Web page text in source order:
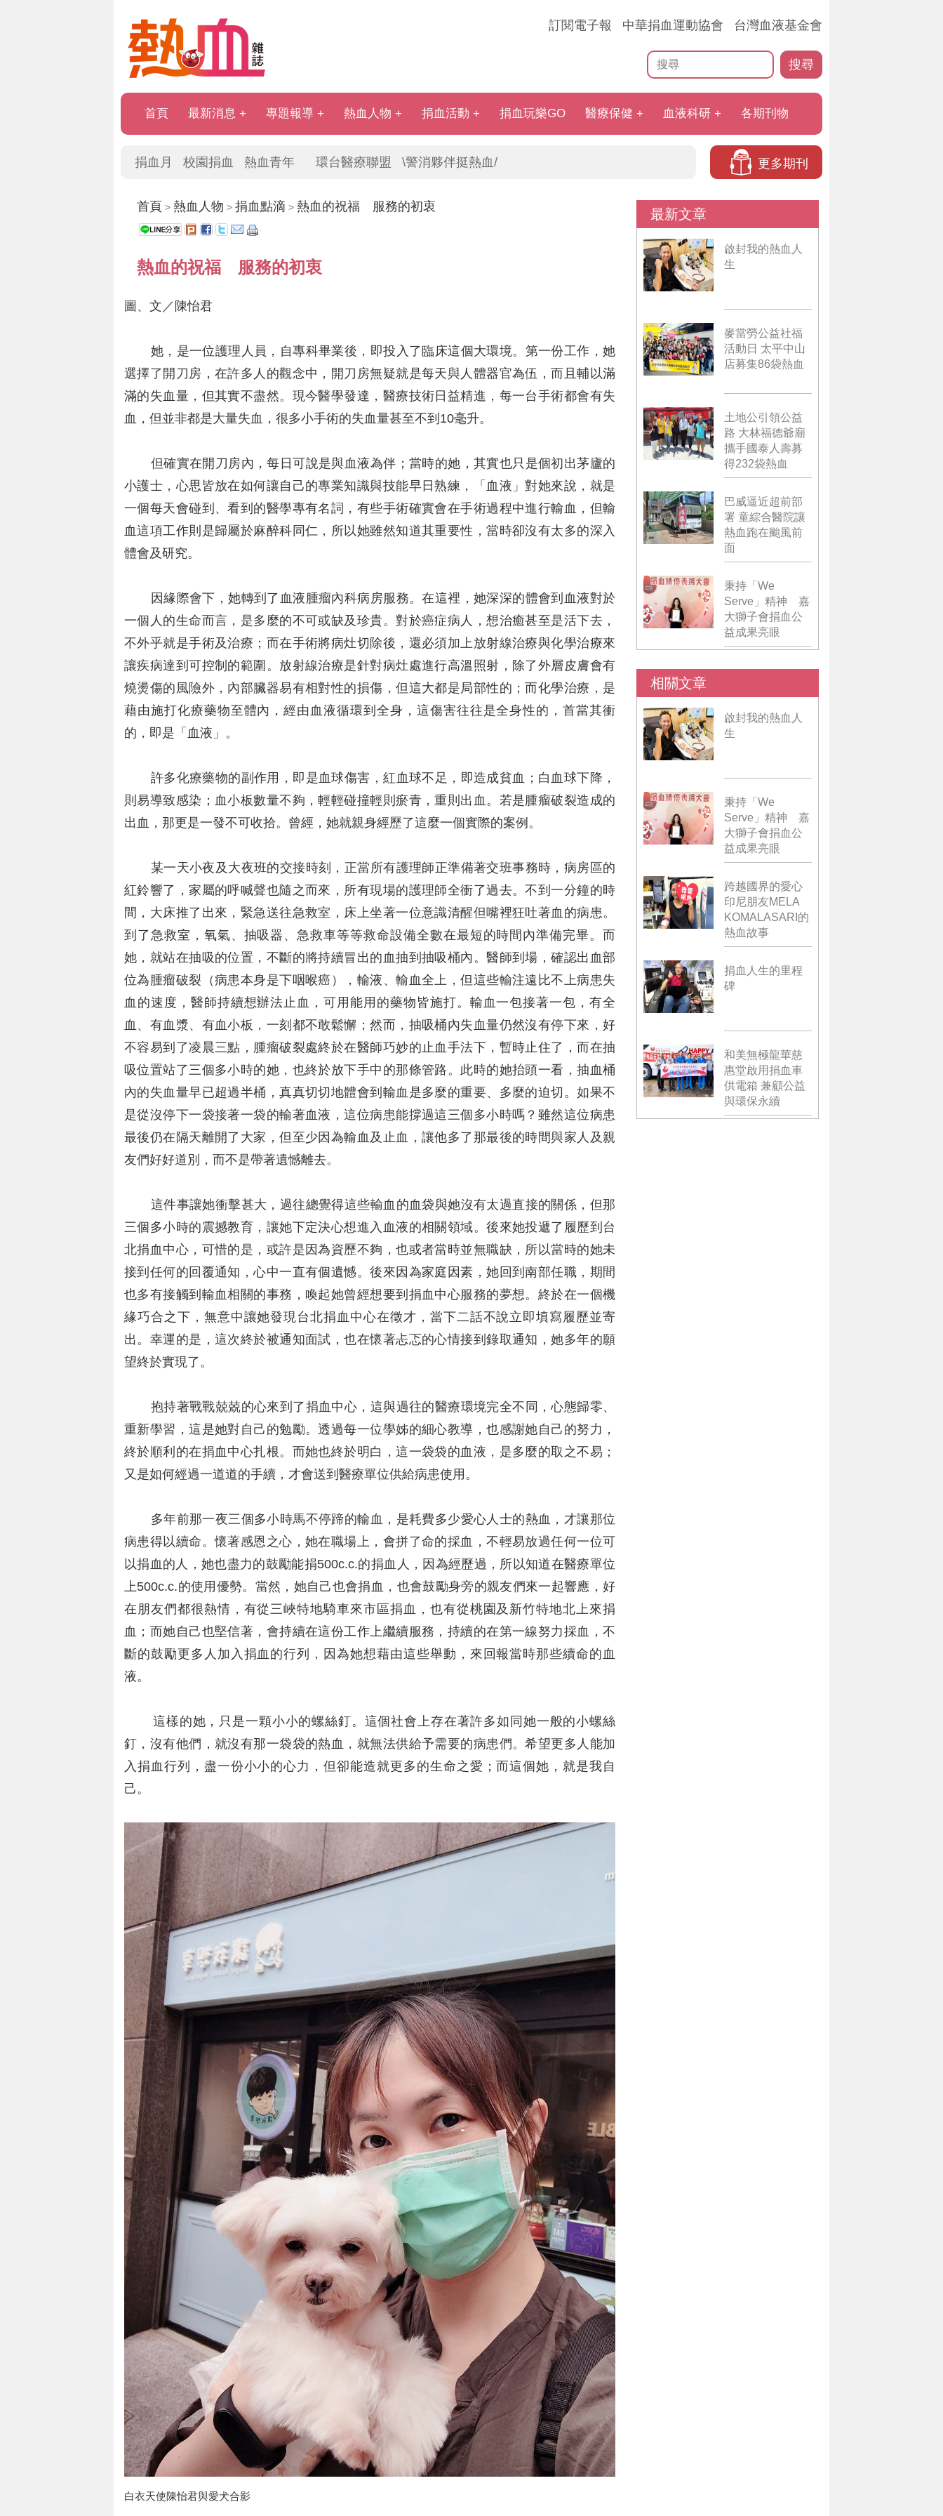
訂閱電子報 中華捐血運動協會 台灣血液基金會
搜尋
首頁 最新消息 專題報導 熱血人物 捐血活動 捐血玩樂GO 醫療保健 血液科研 各期刊物
捐血月 校園捐血 熱血青年 環台醫療聯盟 \警消夥伴挺熱血/ 更多期刊
首頁 > 熱血人物 > 捐血點滴 > 熱血的祝福 服務的初衷
熱血的祝福 服務的初衷
圖、文／陳怡君
她，是一位護理人員，自專科畢業後，即投入了臨床這個大環境。第一份工作，她
選擇了開刀房，在許多人的觀念中，開刀房無疑就是每天與人體器官為伍，而且輔以滿
滿的失血量，但其實不盡然。現今醫學發達，醫療技術日益精進，每一台手術都會有失
血，但並非都是大量失血，很多小手術的失血量甚至不到10毫升。
但確實在開刀房內，每日可說是與血液為伴；當時的她，其實也只是個初出茅廬的
小護士，心思皆放在如何讓自己的專業知識與技能早日熟練，「血液」對她來說，就是
一個每天會碰到、看到的醫學專有名詞，有些手術確實會在手術過程中進行輸血，但輸
血這項工作則是歸屬於麻醉科同仁，所以她雖然知道其重要性，當時卻沒有太多的深入
體會及研究。
因緣際會下，她轉到了血液腫瘤內科病房服務。在這裡，她深深的體會到血液對於
一個人的生命而言，是多麼的不可或缺及珍貴。對於癌症病人，想治癒甚至是活下去，
不外乎就是手術及治療；而在手術將病灶切除後，還必須加上放射線治療與化學治療來
讓疾病達到可控制的範圍。放射線治療是針對病灶處進行高溫照射，除了外層皮膚會有
燒燙傷的風險外，內部臟器易有相對性的損傷，但這大都是局部性的；而化學治療，是
藉由施打化療藥物至體內，經由血液循環到全身，這傷害往往是全身性的，首當其衝
的，即是「血液」。
許多化療藥物的副作用，即是血球傷害，紅血球不足，即造成貧血；白血球下降，
則易導致感染；血小板數量不夠，輕輕碰撞輕則瘀青，重則出血。若是腫瘤破裂造成的
出血，那更是一發不可收拾。曾經，她就親身經歷了這麼一個實際的案例。
某一天小夜及大夜班的交接時刻，正當所有護理師正準備著交班事務時，病房區的
紅鈴響了，家屬的呼喊聲也隨之而來，所有現場的護理師全衝了過去。不到一分鐘的時
間，大床推了出來，緊急送往急救室，床上坐著一位意識清醒但嘴裡狂吐著血的病患。
到了急救室，氧氣、抽吸器、急救車等等救命設備全數在最短的時間內準備完畢。而
她，就站在抽吸的位置，不斷的將持續冒出的血抽到抽吸桶內。醫師到場，確認出血部
位為腫瘤破裂（病患本身是下咽喉癌），輸液、輸血全上，但這些輸注遠比不上病患失
血的速度，醫師持續想辦法止血，可用能用的藥物皆施打。輸血一包接著一包，有全
血、有血漿、有血小板，一刻都不敢鬆懈；然而，抽吸桶內失血量仍然沒有停下來，好
不容易到了凌晨三點，腫瘤破裂處終於在醫師巧妙的止血手法下，暫時止住了，而在抽
吸位置站了三個多小時的她，也終於放下手中的那條管路。此時的她抬頭一看，抽血桶
內的失血量早已超過半桶，真真切切地體會到輸血是多麼的重要、多麼的迫切。如果不
是從沒停下一袋接著一袋的輸著血液，這位病患能撐過這三個多小時嗎？雖然這位病患
最後仍在隔天離開了大家，但至少因為輸血及止血，讓他多了那最後的時間與家人及親
友們好好道別，而不是帶著遺憾離去。
這件事讓她衝擊甚大，過往總覺得這些輸血的血袋與她沒有太過直接的關係，但那
三個多小時的震撼教育，讓她下定決心想進入血液的相關領域。後來她投遞了履歷到台
北捐血中心，可惜的是，或許是因為資歷不夠，也或者當時並無職缺，所以當時的她未
接到任何的回覆通知，心中一直有個遺憾。後來因為家庭因素，她回到南部任職，期間
也多有接觸到輸血相關的事務，喚起她曾經想要到捐血中心服務的夢想。終於在一個機
緣巧合之下，無意中讓她發現台北捐血中心在徵才，當下二話不說立即填寫履歷並寄
出。幸運的是，這次終於被通知面試，也在懷著忐忑的心情接到錄取通知，她多年的願
望終於實現了。
抱持著戰戰兢兢的心來到了捐血中心，這與過往的醫療環境完全不同，心態歸零、
重新學習，這是她對自己的勉勵。透過每一位學姊的細心教導，也感謝她自己的努力，
終於順利的在捐血中心扎根。而她也終於明白，這一袋袋的血液，是多麼的取之不易；
又是如何經過一道道的手續，才會送到醫療單位供給病患使用。
多年前那一夜三個多小時馬不停蹄的輸血，是耗費多少愛心人士的熱血，才讓那位
病患得以續命。懷著感恩之心，她在職場上，會拼了命的採血，不輕易放過任何一位可
以捐血的人，她也盡力的鼓勵能捐500c.c.的捐血人，因為經歷過，所以知道在醫療單位
上500c.c.的使用優勢。當然，她自己也會捐血，也會鼓勵身旁的親友們來一起響應，好
在朋友們都很熱情，有從三峽特地騎車來市區捐血，也有從桃園及新竹特地北上來捐
血；而她自己也堅信著，會持續在這份工作上繼續服務，持續的在第一線努力採血，不
斷的鼓勵更多人加入捐血的行列，因為她想藉由這些舉動，來回報當時那些續命的血
液。
這樣的她，只是一顆小小的螺絲釘。這個社會上存在著許多如同她一般的小螺絲
釘，沒有他們，就沒有那一袋袋的熱血，就無法供給予需要的病患們。希望更多人能加
入捐血行列，盡一份小小的心力，但卻能造就更多的生命之愛；而這個她，就是我自
己。
白衣天使陳怡君與愛犬合影
最新文章
啟封我的熱血人
生
麥當勞公益社福
活動日 太平中山
店募集86袋熱血
土地公引領公益
路 大林福德爺廟
攜手國泰人壽募
得232袋熱血
巴威逼近超前部
署 童綜合醫院讓
熱血跑在颱風前
面
秉持「We
Serve」精神 嘉
大獅子會捐血公
益成果亮眼
相關文章
啟封我的熱血人
生
秉持「We
Serve」精神 嘉
大獅子會捐血公
益成果亮眼
跨越國界的愛心
印尼朋友MELA
KOMALASARI的
熱血故事
捐血人生的里程
碑
和美無極龍華慈
惠堂啟用捐血車
供電箱 兼顧公益
與環保永續